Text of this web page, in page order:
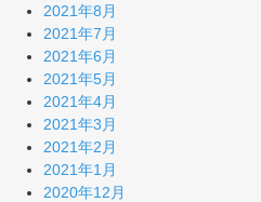
2021年8月
2021年7月
2021年6月
2021年5月
2021年4月
2021年3月
2021年2月
2021年1月
2020年12月